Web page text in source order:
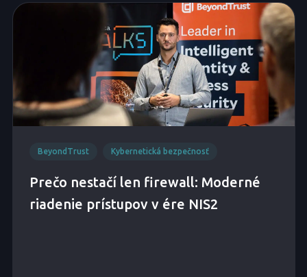
BeyondTrust Kybernetická bezpečnosť
Prečo nestačí len firewall: Moderné
riadenie prístupov v ére NIS2